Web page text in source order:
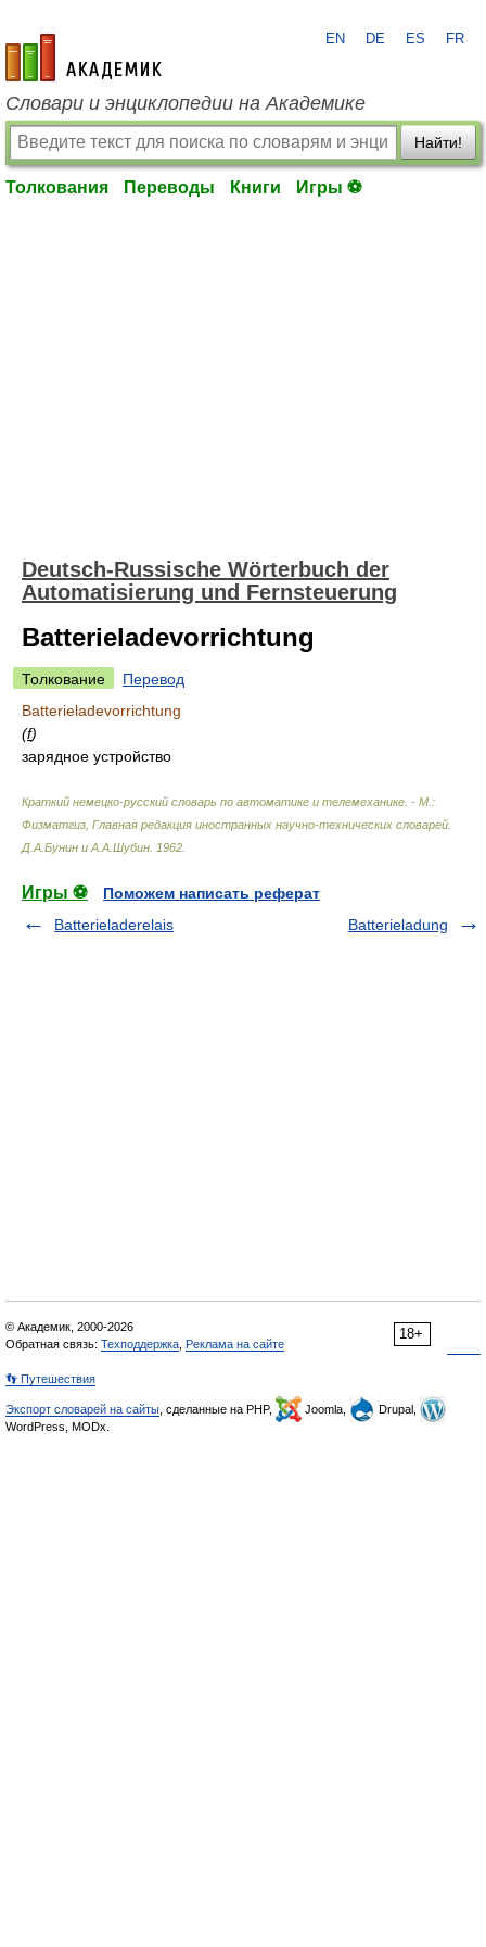
academic.ru
EN DE ES FR
Словари и энциклопедии на Академике
Найти!
Толкования Переводы Книги Игры ⚽
Deutsch-Russische Wörterbuch der
Automatisierung und Fernsteuerung
Batterieladevorrichtung
Толкование
Перевод
Batterieladevorrichtung
(f)
зарядное устройство
Краткий немецко-русский словарь по автоматике и телемеханике. - М.:
Физматгиз, Главная редакция иностранных научно-технических словарей
Д.А.Бунин и А.А.Шубин 1962
Игры ⚽
Поможем написать реферат
Batterieladerelais
Batterieladung
18+
© Академик, 2000-2026
Обратная связь: Техподдержка Реклама на сайте
👣 Путешествия
Экспорт словарей на сайты , сделанные на PHP, Joomla,
Drupal,
WordPress, MODx.